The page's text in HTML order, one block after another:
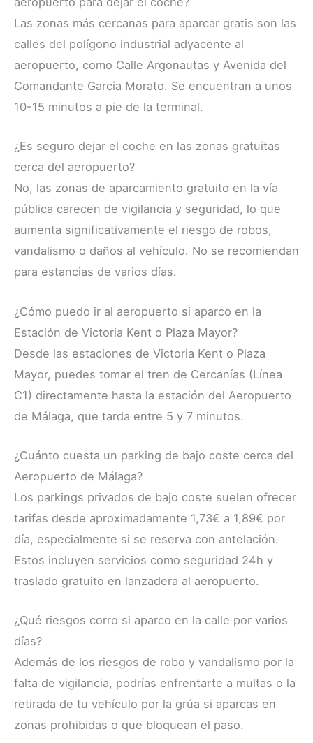
Las zonas más cercanas para aparcar gratis son las
calles del polígono industrial adyacente al
aeropuerto, como Calle Argonautas y Avenida del
Comandante García Morato. Se encuentran a unos
10-15 minutos a pie de la terminal.
¿Es seguro dejar el coche en las zonas gratuitas
cerca del aeropuerto?
No, las zonas de aparcamiento gratuito en la vía
pública carecen de vigilancia y seguridad, lo que
aumenta significativamente el riesgo de robos,
vandalismo o daños al vehículo. No se recomiendan
para estancias de varios días.
¿Cómo puedo ir al aeropuerto si aparco en la
Estación de Victoria Kent o Plaza Mayor?
Desde las estaciones de Victoria Kent o Plaza
Mayor, puedes tomar el tren de Cercanías (Línea
C1) directamente hasta la estación del Aeropuerto
de Málaga, que tarda entre 5 y 7 minutos.
¿Cuánto cuesta un parking de bajo coste cerca del
Aeropuerto de Málaga?
Los parkings privados de bajo coste suelen ofrecer
tarifas desde aproximadamente 1,73€ a 1,89€ por
día, especialmente si se reserva con antelación.
Estos incluyen servicios como seguridad 24h y
traslado gratuito en lanzadera al aeropuerto.
¿Qué riesgos corro si aparco en la calle por varios
días?
Además de los riesgos de robo y vandalismo por la
falta de vigilancia, podrías enfrentarte a multas o la
retirada de tu vehículo por la grúa si aparcas en
zonas prohibidas o que bloquean el paso.